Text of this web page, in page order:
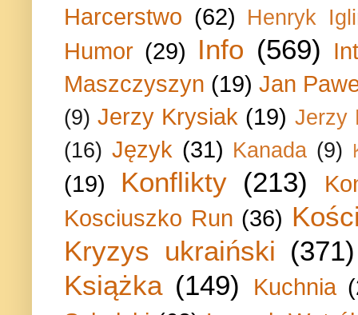
Harcerstwo (62) Henryk
Humor (29) Info (569)
Maszczyszyn (19) Jan
(9) Jerzy Krysiak (19) Jerzy
(16) Język (31) Kanada (9)
(19) Konflikty (213)
Kosciuszko Run (36)
Kryzys ukraiński (371)
Książka (149) Kuchnia